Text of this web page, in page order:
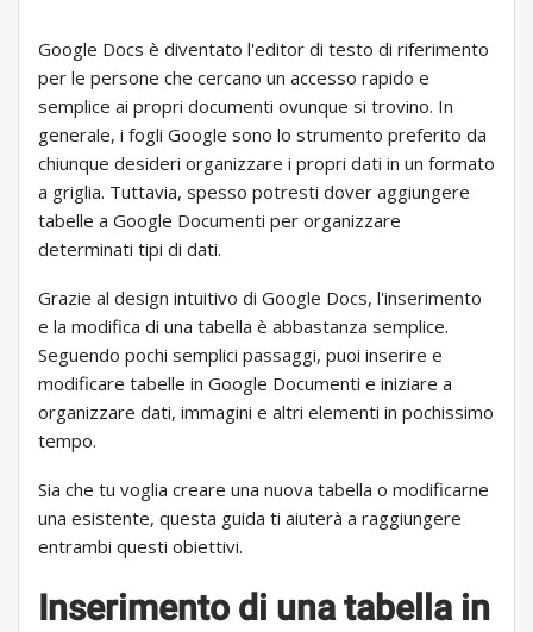
Google Docs è diventato l'editor di testo di riferimento
per le persone che cercano un accesso rapido e
semplice ai propri documenti ovunque si trovino. In
generale, i fogli Google sono lo strumento preferito da
chiunque desideri organizzare i propri dati in un formato
a griglia. Tuttavia, spesso potresti dover aggiungere
tabelle a Google Documenti per organizzare
determinati tipi di dati.
Grazie al design intuitivo di Google Docs, l'inserimento
e la modifica di una tabella è abbastanza semplice.
Seguendo pochi semplici passaggi, puoi inserire e
modificare tabelle in Google Documenti e iniziare a
organizzare dati, immagini e altri elementi in pochissimo
tempo.
Sia che tu voglia creare una nuova tabella o modificarne
una esistente, questa guida ti aiuterà a raggiungere
entrambi questi obiettivi.
Inserimento di una tabella in